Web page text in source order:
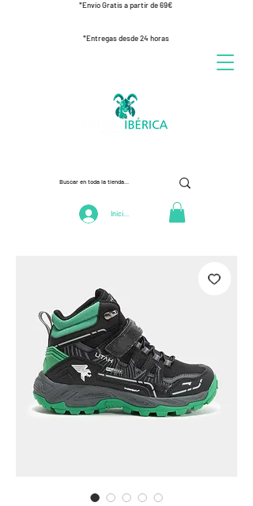
*Envío Gratis a partir de 69€
*Entregas desde 24 horas
Iniciar Sesión